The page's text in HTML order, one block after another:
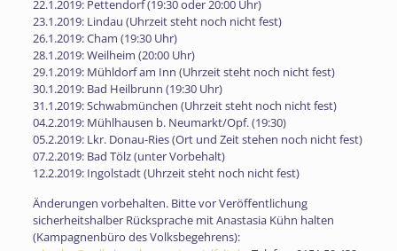
22.1.2019: Pettendorf (19:30 oder 20:00 Uhr)
23.1.2019: Lindau (Uhrzeit steht noch nicht fest)
26.1.2019: Cham (19:30 Uhr)
28.1.2019: Weilheim (20:00 Uhr)
29.1.2019: Mühldorf am Inn (Uhrzeit steht noch nicht fest)
30.1.2019: Bad Heilbrunn (19:30 Uhr)
31.1.2019: Schwabmünchen (Uhrzeit steht noch nicht fest)
04.2.2019: Mühlhausen b. Neumarkt/Opf. (19:30)
05.2.2019: Lkr. Donau-Ries (Ort und Zeit stehen noch nicht fest)
07.2.2019: Bad Tölz (unter Vorbehalt)
12.2.2019: Ingolstadt (Uhrzeit steht noch nicht fest)
Änderungen vorbehalten. Bitte vor Veröffentlichung
sicherheitshalber Rücksprache mit Anastasia Kühn halten
(Kampagnenbüro des Volksbegehrens):